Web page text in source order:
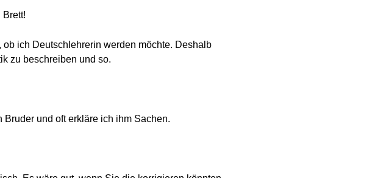
Brett!
ich Deutschlehrerin werden möchte. Deshalb
zu beschreiben und so.
und oft erkläre ich ihm Sachen.